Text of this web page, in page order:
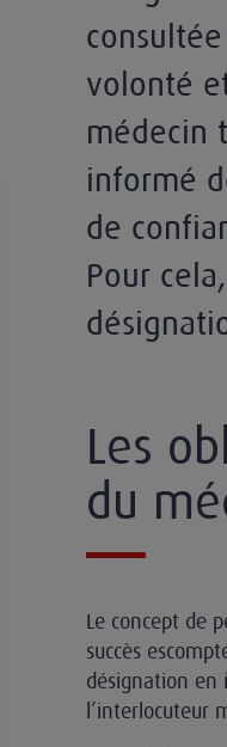
généraliste et du
volonté
médecin
informé
de
Pour
Les
du
Le concept de
succès
désignation
l’interlocuteur